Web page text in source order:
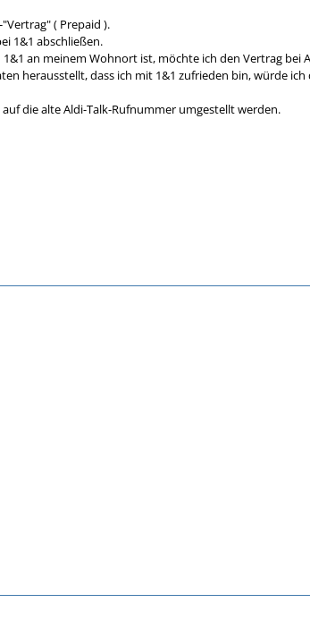
( Prepaid ).
1&1 abschließen.
an meinem Wohnort ist, möchte ich den Vertrag bei
herausstellt, dass ich mit 1&1 zufrieden bin, würde
die alte Aldi-Talk-Rufnummer umgestellt werden.